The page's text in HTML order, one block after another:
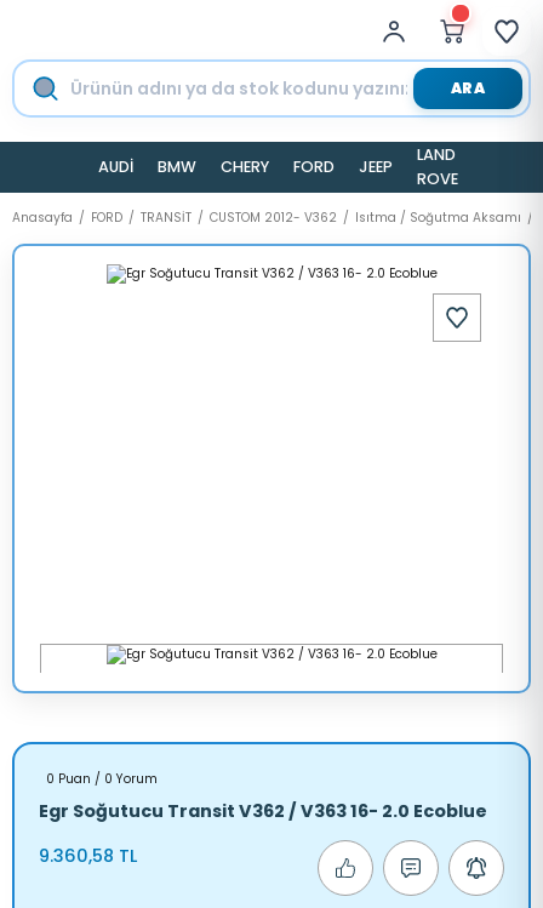
ARA
AUDİ BMW CHERY FORD JEEP
LAND
ROVER
Anasayfa FORD TRANSİT CUSTOM 2012- V362 Isıtma / Soğutma Aksamı
0 Puan / 0 Yorum
Egr Soğutucu Transit V362 / V363 16- 2.0 Ecoblue
9.360,58 TL